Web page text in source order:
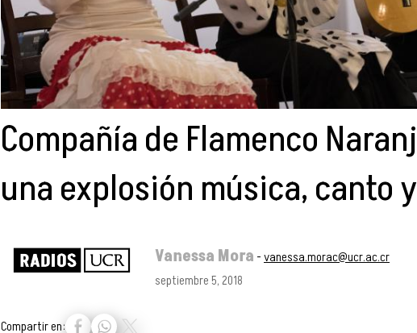
Compañía de Flamenco
una explosión música, canto
Vanessa Mora -vanessa.morac@ucr.ac.cr
septiembre 5, 2018
Compartir en: